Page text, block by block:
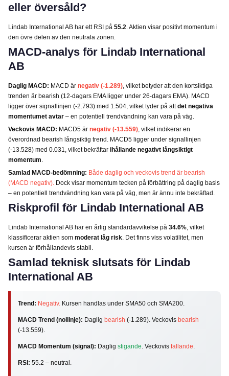
eller översåld?
Lindab International AB har ett RSI på 55.2 . Aktien visar positivt momentum i
den övre delen av den neutrala zonen.
MACD-analys för Lindab International
AB
Daglig MACD: MACD är negativ (-1.289) , vilket betyder att den kortsiktiga
trenden är bearish (12-dagars EMA ligger under 26-dagars EMA). MACD
ligger över signallinjen (-2.793) med 1.504, vilket tyder på attdet negativa
momentumet avtar – en potentiell trendvändning kan vara på väg.
Veckovis MACD: MACD5 är negativ (-13.559) , vilket indikerar en
överordnad bearish långsiktig trend. MACD5 ligger under signallinjen
(-13.528) med 0.031, vilket bekräftar ihållande negativt långsiktigt
momentum
Samlad MACD-bedömning: Både daglig och veckovis trend är bearish
(MACD negativ). Dock visar momentum tecken på förbättring på daglig basis
– en potentiell trendvändning kan vara på väg, men är ännu inte bekräftad.
Riskprofil för Lindab International AB
Lindab International AB har en årlig standardavvikelse på 34.6% , vilket
klassificerar aktien som moderat låg risk . Det finns viss volatilitet, men
kursen är förhållandevis stabil.
Samlad teknisk slutsats för Lindab
International AB
Trend: Negativ. Kursen handlas under SMA50 och SMA200.
MACD Trend (nollinje): Daglig bearish (-1.289). Veckovis bearish
(-13.559).
MACD Momentum (signal): Daglig stigande . Veckovis fallande
RSI: 55.2 – neutral.